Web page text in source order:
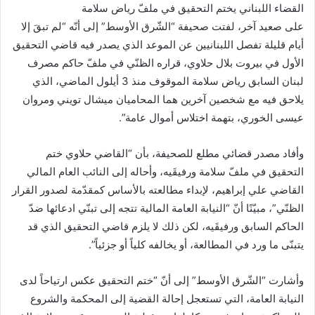
القضاء اللبناني يختم التحقيق في ملفّ رياض سلامة
على صعيد آخر، لفتت صحيفة “الشّرق الأوسط” إلى أنّه “لم تبقَ إلا
أيام قليلة تفصل اللبنانيين عن الموعد الذي يصدر فيه قاضي التحقيق
الأول في بيروت بلال حلاوي، قراره الظنّي في ملفّ حاكم مصرف
لبنان السابق رياض سلامة الموقوف منذ 3 أيلول الماضي، الذي
يلاحق فيه مع شخصين آخرين هما المحاميان ميشال تويني ومروان
عيسى الخوري، بتهمة اختلاس أموال عامة”.
وأفاد مصدر قضائي مطلع للصحيفة، بأن “القاضي حلاوي ختم
التحقيق في ملفّ سلامة ورفيقَيه، وأحاله إلى النائب العام المالي
القاضي علي إبراهيم، لإبداء مطالعته بالأساس كمقدّمة لصدور القرار
الظنّي”، مبيّنًا أنّ “النيابة العامة المالية تتجه إلى تبنّي ادعائها ضدّ
الحاكم السابق ورفيقَيه، لكن ذلك لا يلزم قاضي التحقيق الذي قد
يتبنّى ما ورد في المطالعة، أو يخالفه كلياً أو جزئياً”.
وأشارت “الشّرق الأوسط” إلى أنّ “ختم التحقيق عكس ارتياحاً لدى
النيابة العامة، التي تستعجل إحالة القضية إلى المحكمة والشروع